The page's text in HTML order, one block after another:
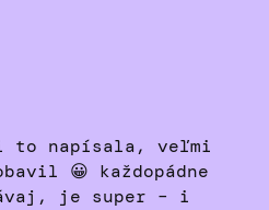
to napísala, veľmi
😀 každopádne
je super – i